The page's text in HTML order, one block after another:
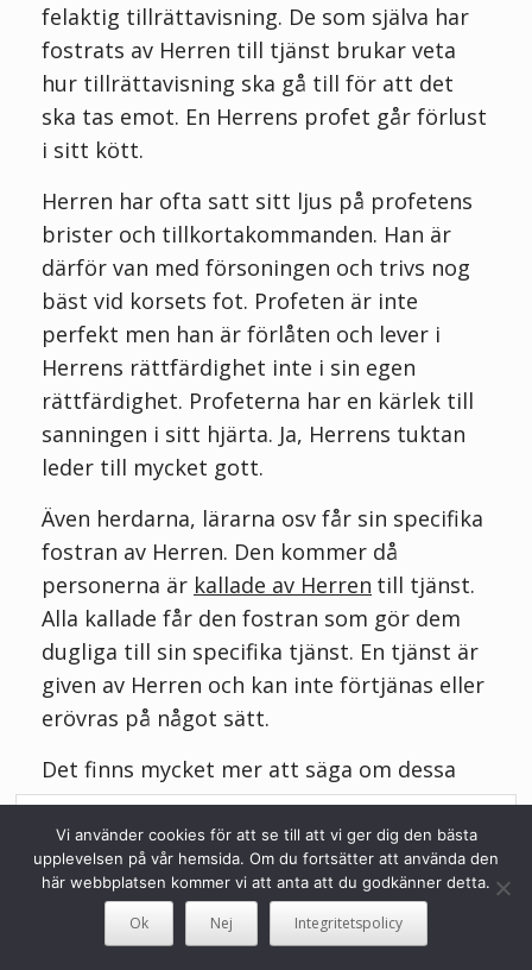
felaktig tillrättavisning. De som själva har
fostrats av Herren till tjänst brukar veta
hur tillrättavisning ska gå till för att det
ska tas emot. En Herrens profet går förlust
i sitt kött.
Herren har ofta satt sitt ljus på profetens
brister och tillkortakommanden. Han är
därför van med försoningen och trivs nog
bäst vid korsets fot. Profeten är inte
perfekt men han är förlåten och lever i
Herrens rättfärdighet inte i sin egen
rättfärdighet. Profeterna har en kärlek till
sanningen i sitt hjärta. Ja, Herrens tuktan
leder till mycket gott.
Även herdarna, lärarna osv får sin specifika
fostran av Herren. Den kommer då
personerna är kallade av Herren till tjänst.
Alla kallade får den fostran som gör dem
dugliga till sin specifika tjänst. En tjänst är
given av Herren och kan inte förtjänas eller
erövras på något sätt.
Det finns mycket mer att säga om dessa
saker. Syftet med denna skrivelse är att vi
ska bli påminda om faran med att
omdefiniera Ordet.
Herren vill också resa upp de instängda och
de utkastade profeterna och kalla ut nya.
website, you agree to their use.
To find out more, including how to control cookies, see here:Cookie-
policy
Vi använder cookies för att se till att vi ger dig den bästa
upplevelsen på vår hemsida. Om du fortsätter att använda den
här webbplatsen kommer vi att anta att du godkänner detta.
Ok Nej Integritetspolicy